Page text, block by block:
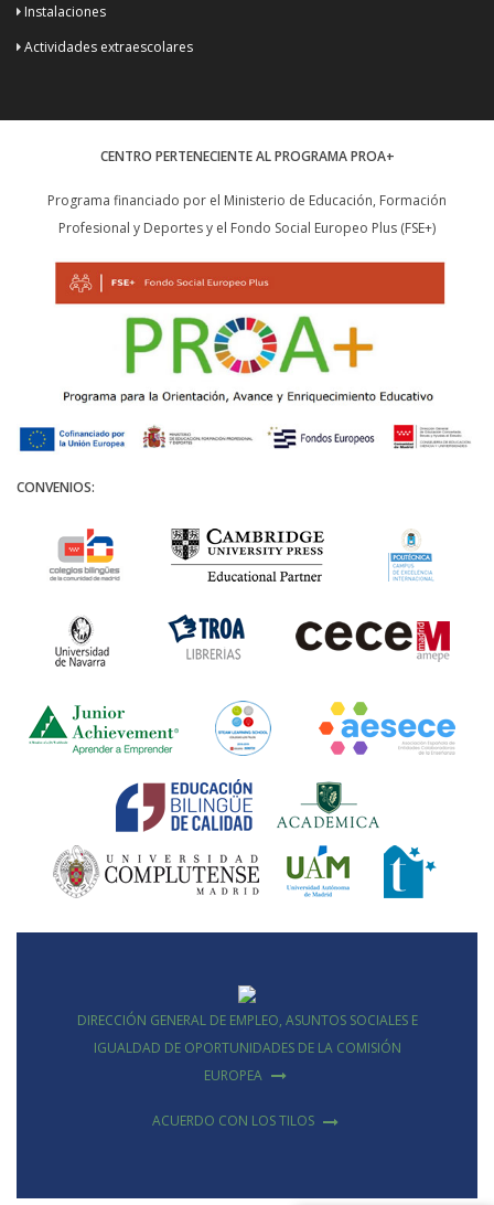
Instalaciones
Actividades extraescolares
CENTRO PERTENECIENTE AL PROGRAMA PROA+
Programa financiado por el Ministerio de Educación, Formación
Profesional y Deportes y el Fondo Social Europeo Plus (FSE+)
CONVENIOS:
DIRECCIÓN GENERAL DE EMPLEO, ASUNTOS SOCIALES E
IGUALDAD DE OPORTUNIDADES DE LA COMISIÓN
EUROPEA
ACUERDO CON LOS TILOS